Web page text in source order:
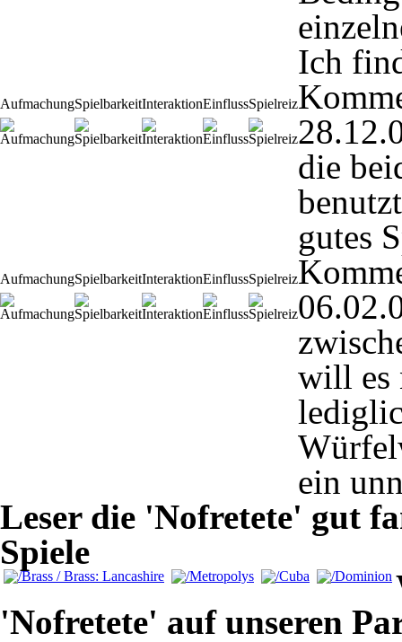
Ich
AufmachungSpielbarkeitInteraktionEinflussSpielreiz
die
gutes
AufmachungSpielbarkeitInteraktionEinflussSpielreiz
will es
ein
Leser die 'Nofretete' gut
Spiele
'Nofretete' auf unseren